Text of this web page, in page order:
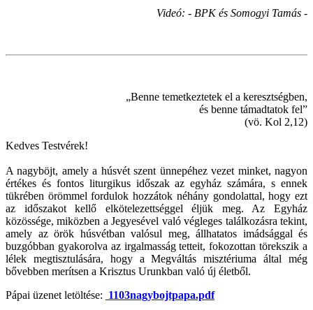
Videó: - BPK és Somogyi Tamás -
„Benne temetkeztetek el a keresztségben,
és benne támadtatok fel”
(vö. Kol 2,12)
Kedves Testvérek!
A nagyböjt, amely a húsvét szent ünnepéhez vezet minket, nagyon
értékes és fontos liturgikus időszak az egyház számára, s ennek
tükrében örömmel fordulok hozzátok néhány gondolattal, hogy ezt
az időszakot kellő elkötelezettséggel éljük meg. Az Egyház
közössége, miközben a Jegyesével való végleges találkozásra tekint,
amely az örök húsvétban valósul meg, állhatatos imádsággal és
buzgóbban gyakorolva az irgalmasság tetteit, fokozottan törekszik a
lélek megtisztulására, hogy a Megváltás misztériuma által még
bővebben merítsen a Krisztus Urunkban való új életből.
Pápai üzenet letöltése: 1103nagybojtpapa.pdf